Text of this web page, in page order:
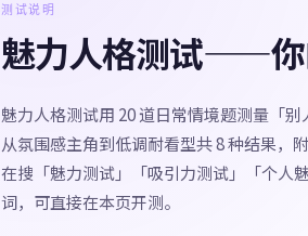
测试说明
魅力人格测试——你
魅力人格测试用 20 道日常情境题测量「
从氛围感主角到低调耐看型共 8 种结果，
在搜「魅力测试」「吸引力测试」「个人
词，可直接在本页开测。